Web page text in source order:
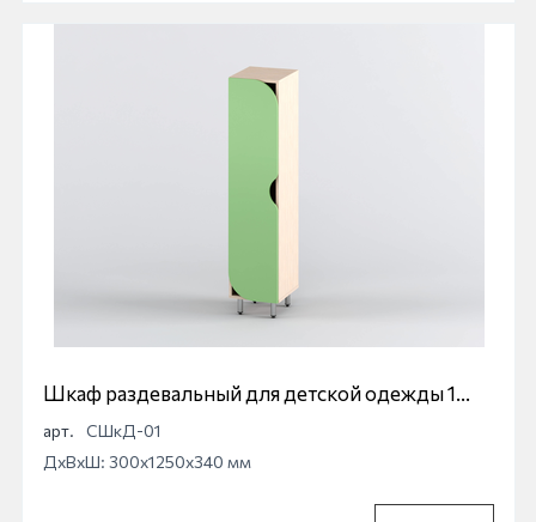
Шкаф раздевальный для детской одежды 1
секционный
арт.
СШкД-01
ДхВхШ: 300x1250x340 мм